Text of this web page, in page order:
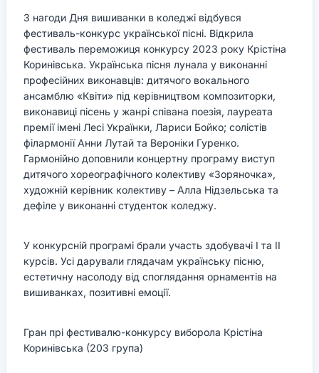
З нагоди Дня вишиванки в коледжі відбувся
фестиваль-конкурс української пісні. Відкрила
фестиваль переможиця конкурсу 2023 року Крістіна
Коринівська. Українська пісня лунала у виконанні
професійних виконавців: дитячого вокального
ансамблю «Квіти» під керівництвом композиторки,
виконавиці пісень у жанрі співана поезія, лауреата
премії імені Лесі Українки, Лариси Бойко; солістів
філармонії Анни Лутай та Вероніки Гуренко.
Гармонійно доповнили концертну програму виступ
дитячого хореографічного колективу «Зоряночка»,
художній керівник колективу – Алла Нідзельська та
дефіле у виконанні студенток коледжу.
У конкурсній програмі брали участь здобувачі І та ІІ
курсів. Усі дарували глядачам українську пісню,
естетичну насолоду від споглядання орнаментів на
вишиванках, позитивні емоції.
Гран прі фестивалю-конкурсу виборола Крістіна
Коринівська (203 група)